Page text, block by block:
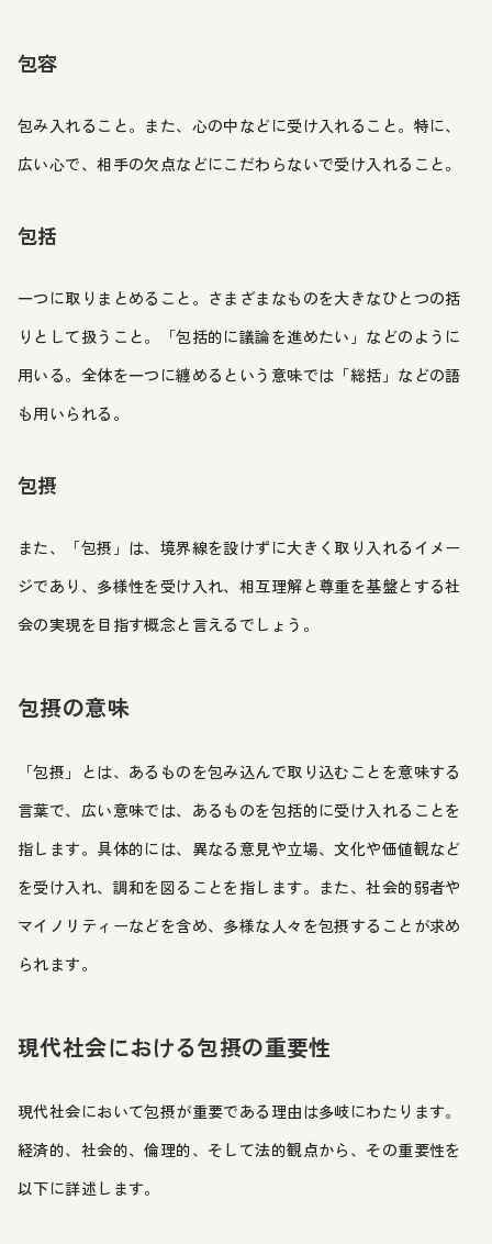
包容
包み入れること。また、心の中などに受け入れること。特に、
広い心で、相手の欠点などにこだわらないで受け入れること。
包括
一つに取りまとめること。さまざまなものを大きなひとつの括
りとして扱うこと。「包括的に議論を進めたい」などのように
用いる。全体を一つに纏めるという意味では「総括」などの語
も用いられる。
包摂
また、「包摂」は、境界線を設けずに大きく取り入れるイメー
ジであり、多様性を受け入れ、相互理解と尊重を基盤とする社
会の実現を目指す概念と言えるでしょう。
包摂の意味
「包摂」とは、あるものを包み込んで取り込むことを意味する
言葉で、広い意味では、あるものを包括的に受け入れることを
指します。具体的には、異なる意見や立場、文化や価値観など
を受け入れ、調和を図ることを指します。また、社会的弱者や
マイノリティーなどを含め、多様な人々を包摂することが求め
られます。
現代社会における包摂の重要性
現代社会において包摂が重要である理由は多岐にわたります。
経済的、社会的、倫理的、そして法的観点から、その重要性を
以下に詳述します。